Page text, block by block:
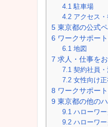
4.1 駐車場
4.2 アクセス
5 東京都の公式
6 ワークサポー
6.1 地図
7 求人・仕事を
7.1 契約社員
7.2 女性向け
8 ワークサポー
9 東京都の他の
9.1 ハローワ
9.2 ハローワ